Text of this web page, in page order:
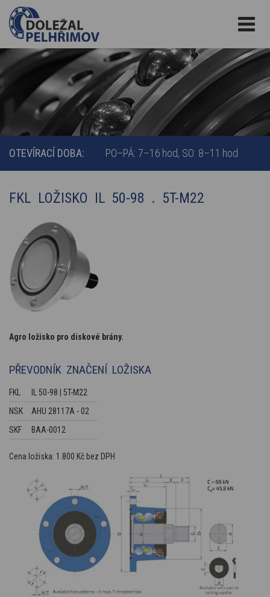
OTEVÍRACÍ DOBA: PO–PÁ: 7–16 hod SO: 8–11 hod
FKL LOŽISKO IL 50-98 . 5T-M22
Agro ložisko pro diskové brány.
PŘEVODNÍK ZNAČENÍ LOŽISKA
FKL
IL 50-98 | 5T-M22
NSK
AHU 28117A - 02
SKF
BAA-0012
Cena ložiska: 1.800 Kč bez DPH